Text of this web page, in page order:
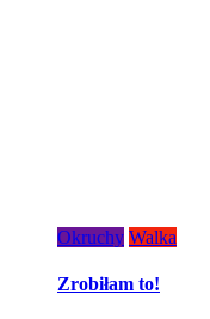
Okruchy Walka
Zrobiłam to!